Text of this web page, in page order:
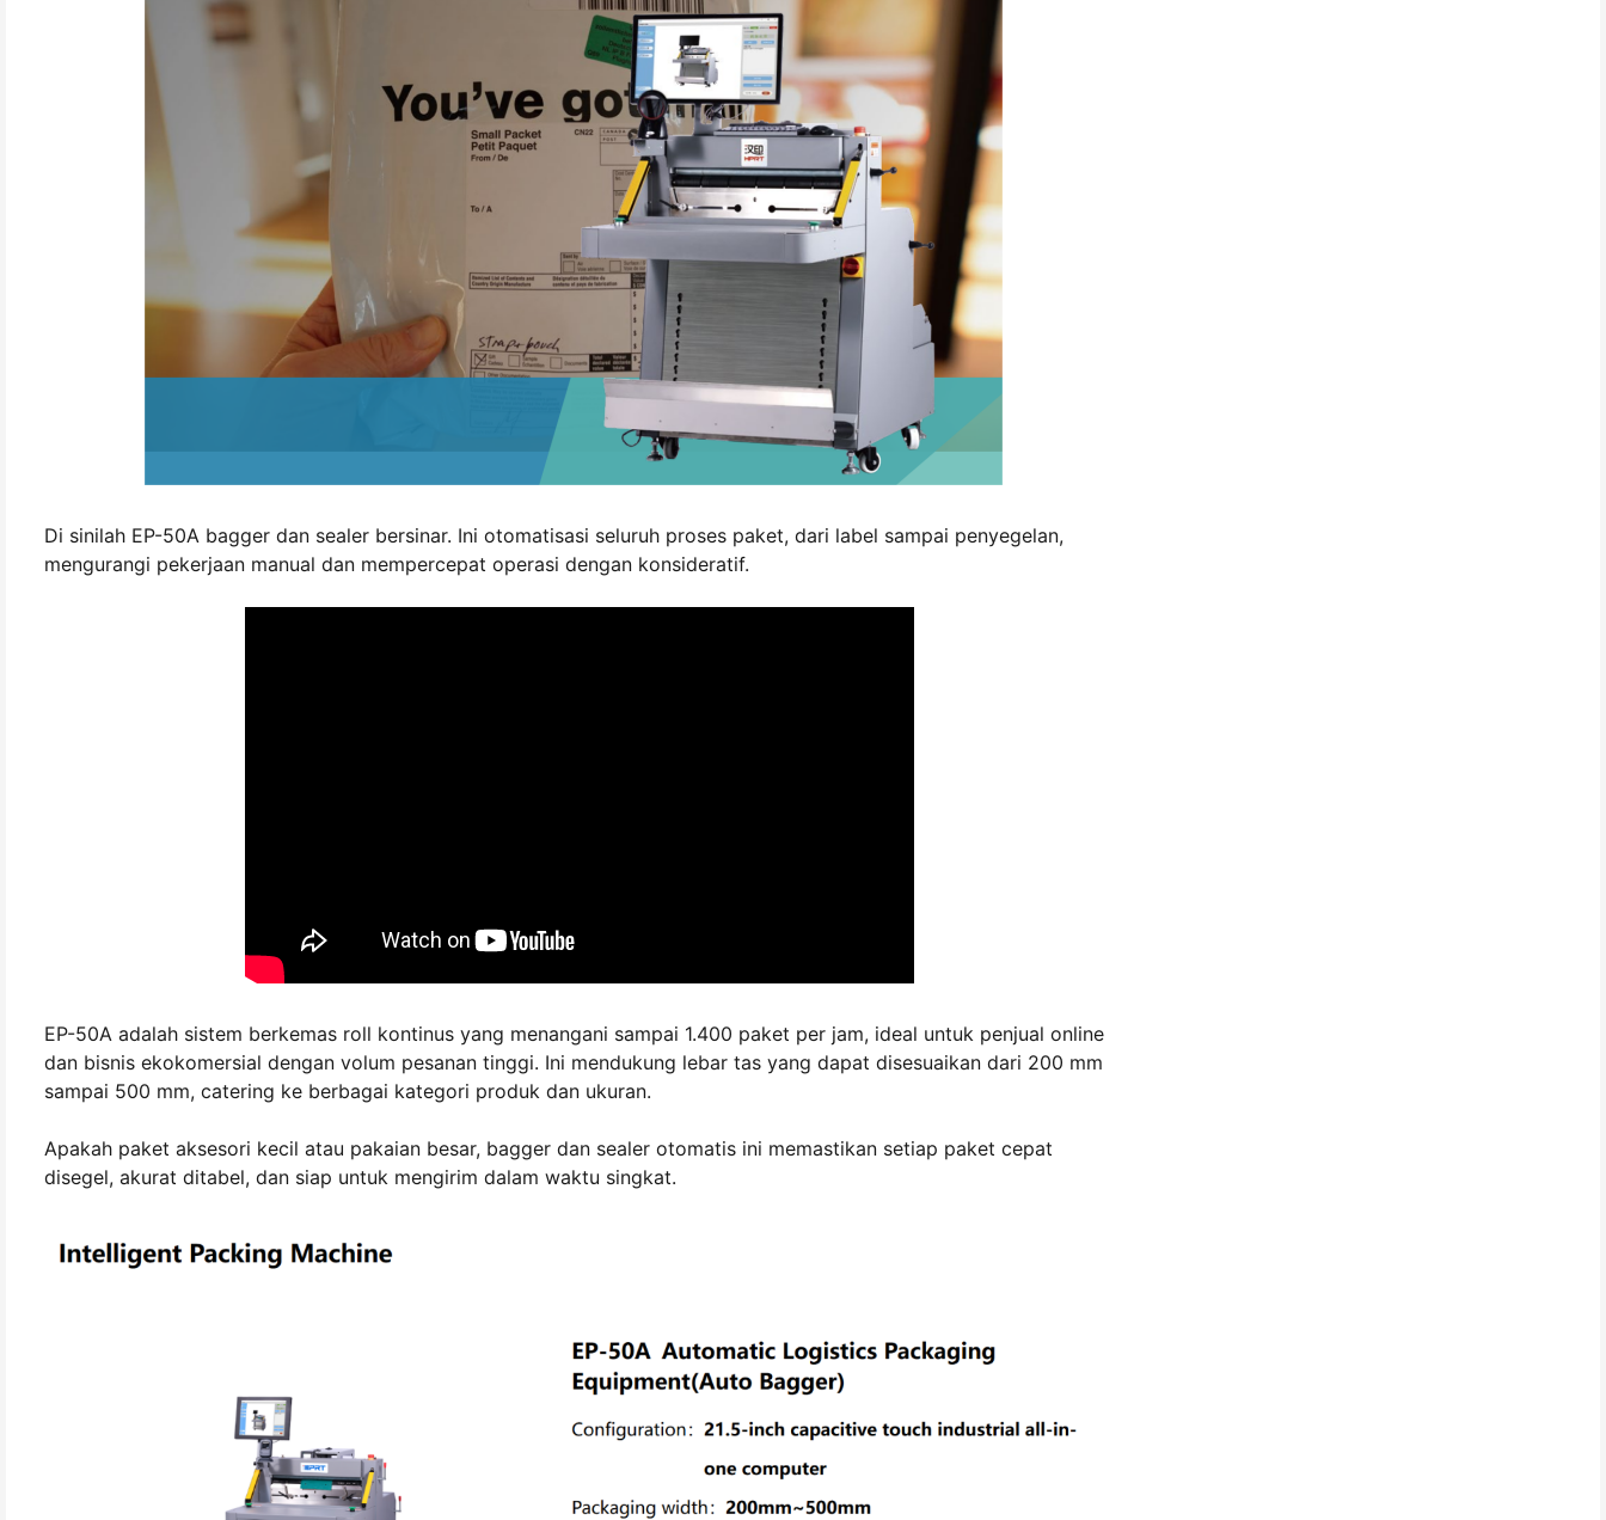
Di sinilah EP-50A bagger dan sealer bersinar. Ini otomatisasi seluruh proses paket, dari label sampai penyegelan,
mengurangi pekerjaan manual dan mempercepat operasi dengan konsideratif.
EP-50A adalah sistem berkemas roll kontinus yang menangani sampai 1.400 paket per jam, ideal untuk penjual online
dan bisnis ekokomersial dengan volum pesanan tinggi. Ini mendukung lebar tas yang dapat disesuaikan dari 200 mm
sampai 500 mm, catering ke berbagai kategori produk dan ukuran.
Apakah paket aksesori kecil atau pakaian besar, bagger dan sealer otomatis ini memastikan setiap paket cepat
disegel, akurat ditabel, dan siap untuk mengirim dalam waktu singkat.